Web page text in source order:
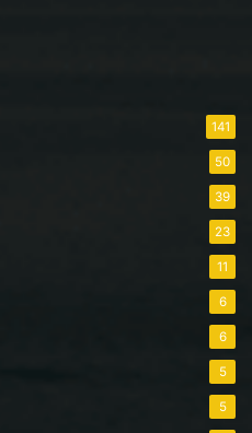
141
50
39
23
11
6
6
5
5